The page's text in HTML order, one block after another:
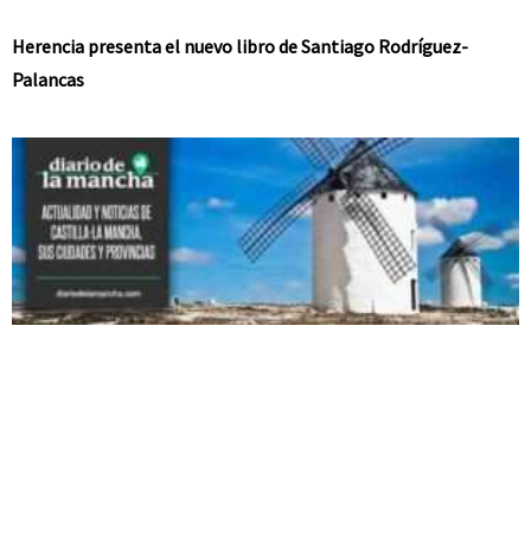
Herencia presenta el nuevo libro de Santiago Rodríguez-
Palancas